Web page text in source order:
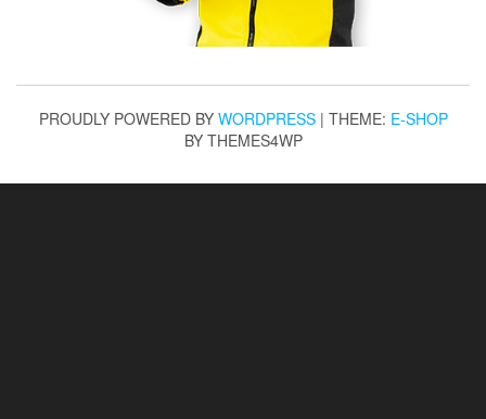
PROUDLY POWERED BY WORDPRESS | THEME: E-SHOP
BY THEMES4WP